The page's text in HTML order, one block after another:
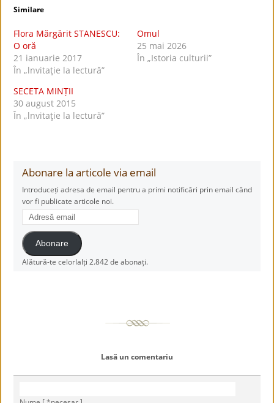
Similare
Flora Mărgărit STANESCU:
O oră
21 ianuarie 2017
În „lnvitaţie la lectură”
Omul
25 mai 2026
În „Istoria culturii”
SECETA MINȚII
30 august 2015
În „lnvitaţie la lectură”
Abonare la articole via email
Introduceți adresa de email pentru a primi notificări prin email când
vor fi publicate articole noi.
Adresă
email
Abonare
Alătură-te celorlalți 2.842 de abonați.
Lasă un comentariu